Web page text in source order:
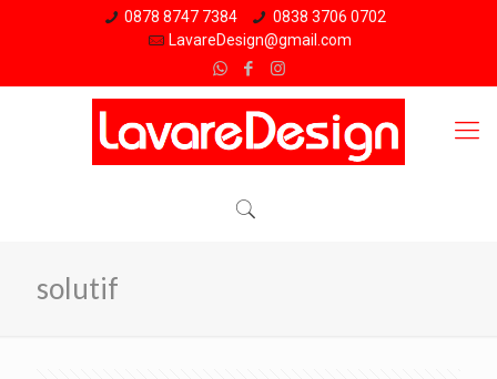
0878 8747 7384
0838 3706 0702
LavareDesign@gmail.com
solutif